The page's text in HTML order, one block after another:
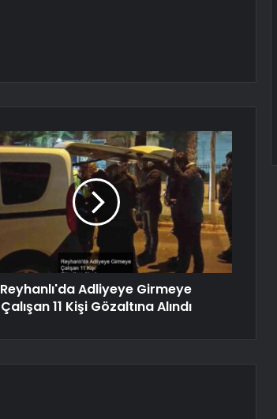
Reyhanlı'da Adliyeye Girmeye
Çalışan 11 Kişi Gözaltına Alındı